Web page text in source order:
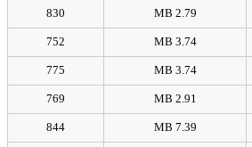
2.79 MB
830
3.74 MB
752
3.74 MB
775
2.91 MB
769
7.39 MB
844